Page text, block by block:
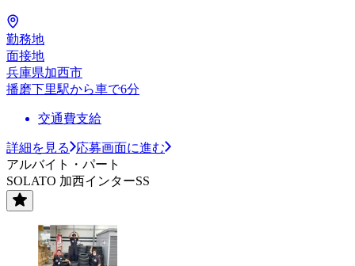
勤務地
面接地
兵庫県加西市
播磨下里駅から車で6分
交通費支給
詳細を見る
応募画面に進む
アルバイト・パート
SOLATO 加西インターSS